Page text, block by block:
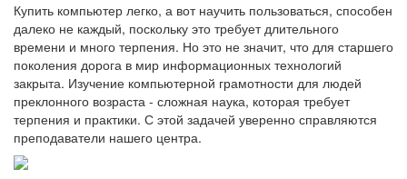
Купить компьютер легко, а вот научить пользоваться, способен
далеко не каждый, поскольку это требует длительного
времени и много терпения. Но это не значит, что для старшего
поколения дорога в мир информационных технологий
закрыта. Изучение компьютерной грамотности для людей
преклонного возраста - сложная наука, которая требует
терпения и практики. С этой задачей уверенно справляются
преподаватели нашего центра.